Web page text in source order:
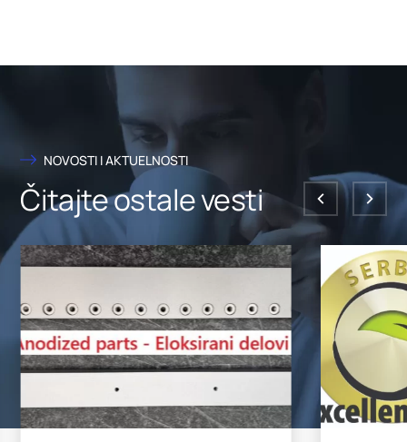
NOVOSTI I AKTUELNOSTI
Čitajte ostale vesti